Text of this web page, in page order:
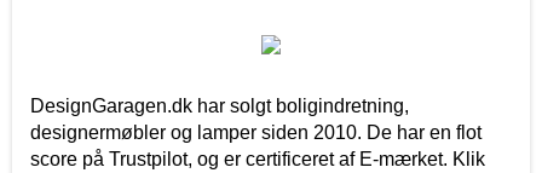
DesignGaragen.dk har solgt boligindretning,
designermøbler og lamper siden 2010. De har en flot
score på Trustpilot, og er certificeret af E-mærket. Klik